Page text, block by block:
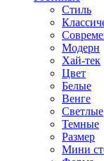
Стиль
Модерн
Хай-тек
Цвет
Белые
Венге
Светлые
Темные
Размер
Мини